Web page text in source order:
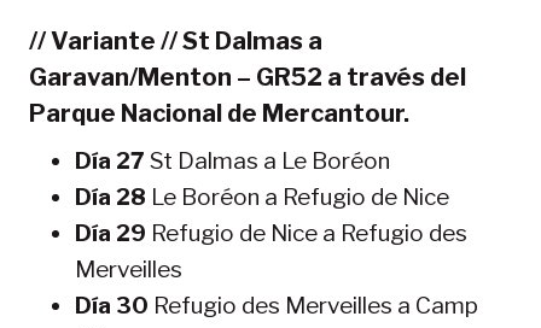
// Variante // St Dalmas a
Garavan/Menton – GR52 a través del
Parque Nacional de Mercantour.
Día 27 St Dalmas a Le Boréon
Día 28 Le Boréon a Refugio de Nice
Día 29 Refugio de Nice a Refugio des
Merveilles
Día 30 Refugio des Merveilles a Camp